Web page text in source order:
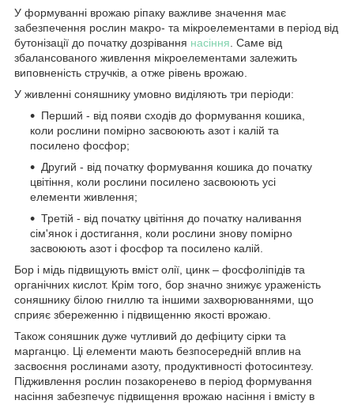
У формуванні врожаю ріпаку важливе значення має
забезпечення рослин макро- та мікроелементами в період від
бутонізації до початку дозрівання насіння. Саме від
збалансованого живлення мікроелементами залежить
виповненість стручків, а отже рівень врожаю.
У живленні соняшнику умовно виділяють три періоди:
Перший - від появи сходів до формування кошика,
коли рослини помірно засвоюють азот і калій та
посилено фосфор;
Другий - від початку формування кошика до початку
цвітіння, коли рослини посилено засвоюють усі
елементи живлення;
Третій - від початку цвітіння до початку наливання
сім'янок і достигання, коли рослини знову помірно
засвоюють азот і фосфор та посилено калій.
Бор і мідь підвищують вміст олії, цинк – фосфоліпідів та
органічних кислот. Крім того, бор значно знижує ураженість
соняшнику білою гниллю та іншими захворюваннями, що
сприяє збереженню і підвищенню якості врожаю.
Також соняшник дуже чутливий до дефіциту сірки та
марганцю. Ці елементи мають безпосередній вплив на
засвоєння рослинами азоту, продуктивності фотосинтезу.
Підживлення рослин позакоренево в період формування
насіння забезпечує підвищення врожаю насіння і вмісту в